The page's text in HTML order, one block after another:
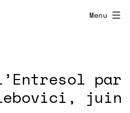
Menu
par
juin